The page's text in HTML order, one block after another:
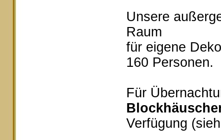
Unsere
Raum
für eigene
160 Personen.
Für
Verfügung